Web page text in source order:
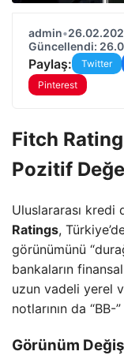
admin•
Güncellendi:
Paylaş: Twitter
Pinterest
Fitch
Pozitif
Uluslararası kredi
Ratings,
görünümünü
bankaların
uzun vadeli yerel
notlarının da
Görünüm